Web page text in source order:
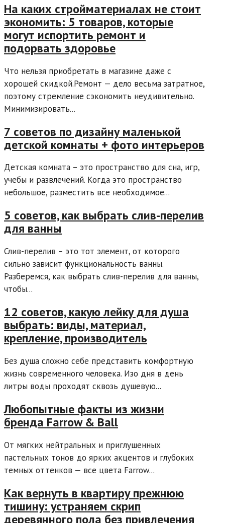
На каких стройматериалах не стоит
экономить: 5 товаров, которые
могут испортить ремонт и
подорвать здоровье
Что нельзя приобретать в магазине даже с
хорошей скидкой.Ремонт — дело весьма затратное,
поэтому стремление сэкономить неудивительно.
Минимизировать...
7 советов по дизайну маленькой
детской комнаты + фото интерьеров
Детская комната – это пространство для сна, игр,
учебы и развлечений. Когда это пространство
небольшое, разместить все необходимое...
5 советов, как выбрать слив-перелив
для ванны
Слив-перелив – это тот элемент, от которого
сильно зависит функциональность ванны.
Разберемся, как выбрать слив-перелив для ванны,
чтобы...
12 советов, какую лейку для душа
выбрать: виды, материал,
крепление, производитель
Без душа сложно себе представить комфортную
жизнь современного человека. Изо дня в день
литры воды проходят сквозь душевую...
Любопытные факты из жизни
бренда Farrow & Ball
От мягких нейтральных и приглушенных
пастельных тонов до ярких акцентов и глубоких
темных оттенков — все цвета Farrow...
Как вернуть в квартиру прежнюю
тишину: устраняем скрип
деревянного пола без привлечения